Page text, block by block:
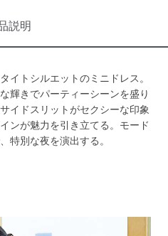
説明
イトシルエットのミニドレス。
輝きでパーティーシーンを盛り
イドスリットがセクシーな印象
ンが魅力を引き立てる。モード
特別な夜を演出する。